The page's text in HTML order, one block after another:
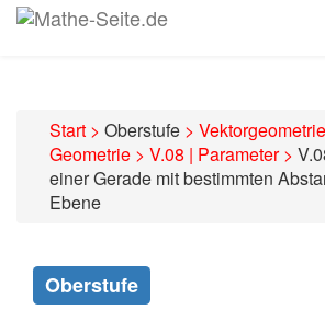
Start > Oberstufe >
Geometrie > V.08 | Parameter >
einer Gerade mit bestimmten
Ebene
Oberstufe